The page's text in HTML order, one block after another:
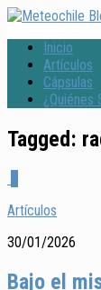
Inicio
Artículos
Cápsulas
¿Quiénes
Tagged:
Artículos
30/01/2026
Bajo el